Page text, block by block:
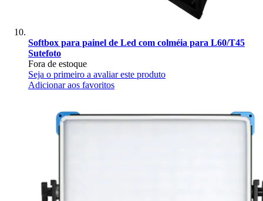
Softbox para painel de Led com colméia para L60/T45
Sutefoto
Fora de estoque
Seja o primeiro a avaliar este produto
Adicionar aos favoritos